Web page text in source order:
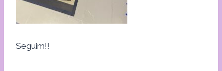
Seguim!!